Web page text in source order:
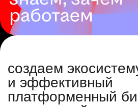
создаем
и эффективный
платформенный